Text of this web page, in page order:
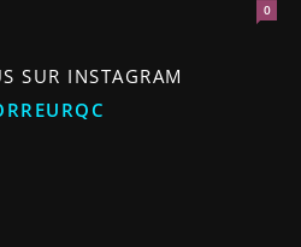
0
SUR INSTAGRAM